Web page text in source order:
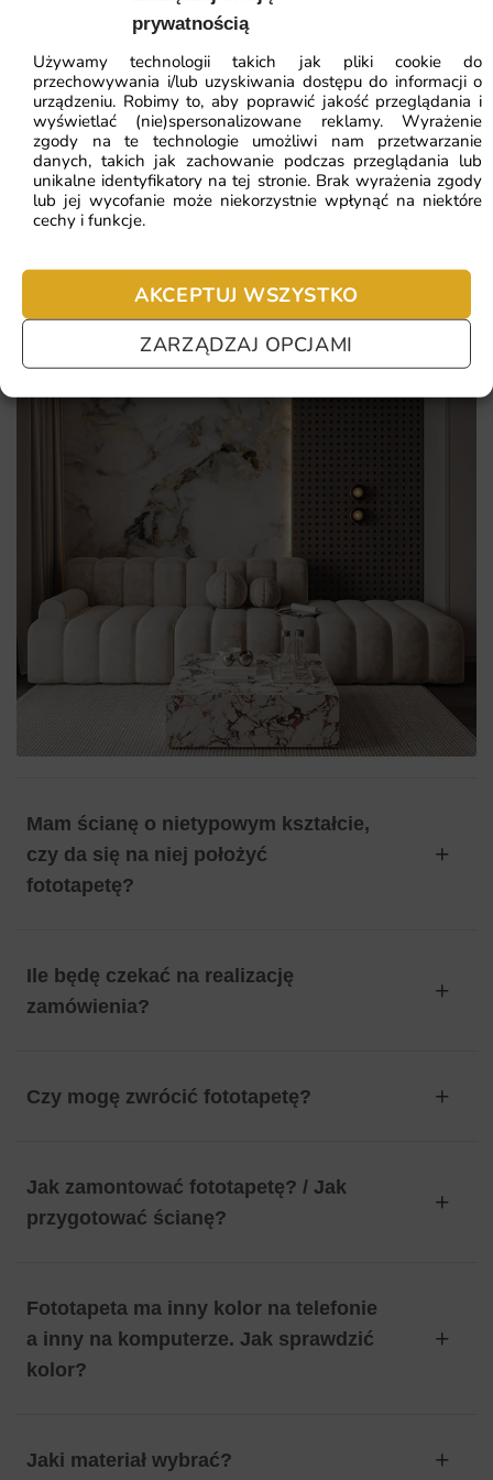
prywatnością
Używamy technologii takich jak pliki cookie do
przechowywania i/lub uzyskiwania dostępu do informacji o
urządzeniu. Robimy to, aby poprawić jakość przeglądania i
wyświetlać (nie)spersonalizowane reklamy. Wyrażenie
zgody na te technologie umożliwi nam przetwarzanie
danych, takich jak zachowanie podczas przeglądania lub
unikalne identyfikatory na tej stronie. Brak wyrażenia zgody
lub jej wycofanie może niekorzystnie wpłynąć na niektóre
cechy i funkcje.
AKCEPTUJ WSZYSTKO
ZARZĄDZAJ OPCJAMI
Wysoka jakość materiałów i druku, zapewniająca trwałość.
Możliwość zamówienia w różnych wymiarach, idealnie
dopasowanych do Twojego wnętrza.
Najczęściej zadawane pytania
Pomagamy i doradzamy przy każdym zakupie. Ale jeżeli
nie chcesz czekać – sprawdź najczęściej zadawane pytania.
Mam ścianę o nietypowym kształcie,
czy da się na niej położyć
fototapetę?
Ile będę czekać na realizację
zamówienia?
Czy mogę zwrócić fototapetę?
Jak zamontować fototapetę? / Jak
przygotować ścianę?
Fototapeta ma inny kolor na telefonie
a inny na komputerze. Jak sprawdzić
kolor?
Jaki materiał wybrać?